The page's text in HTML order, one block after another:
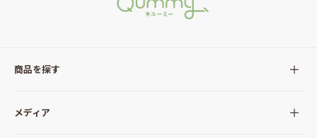
商品を探す
全ての商品
メディア